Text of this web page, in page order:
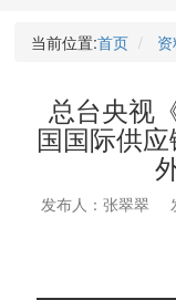
当前位置:首页
总台央视
国国际供
发布人：张翠翠